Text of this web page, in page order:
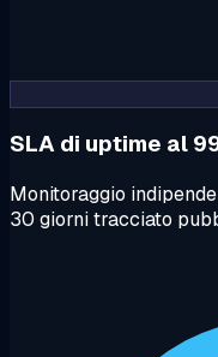
SLA di uptime al
Monitoraggio
30 giorni tracciato